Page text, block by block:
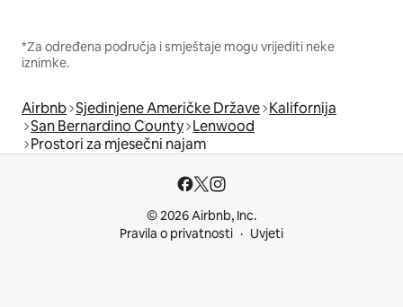
*Za određena područja i smještaje mogu vrijediti neke
iznimke.
Airbnb Sjedinjene Američke Države Kalifornija
San Bernardino County Lenwood
Prostori za mjesečni najam
© 2026 Airbnb, Inc.
Pravila o privatnosti
Uvjeti